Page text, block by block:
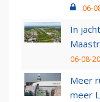
06-
In
06-08-
Meer
meer